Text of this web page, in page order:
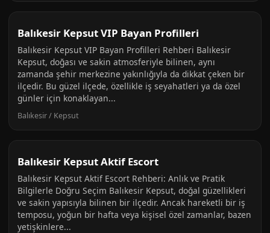
Balıkesir Kepsut VIP Bayan Profilleri
Balıkesir Kepsut VIP Bayan Profilleri Rehberi Balıkesir
Kepsut, doğası ve sakin atmosferiyle bilinen, aynı
zamanda şehir merkezine yakınlığıyla da dikkat çeken bir
ilçedir. Bu güzel ilçede, özellikle iş seyahatleri ya da özel
günler için konaklayan...
Balıkesir / Kepsut
Balıkesir Kepsut Aktif Escort
Balıkesir Kepsut Aktif Escort Rehberi: Anlık ve Pratik
Bilgilerle Doğru Seçim Balıkesir Kepsut, doğal güzellikleri
ve sakin yapısıyla bilinen bir ilçedir. Ancak hareketli bir iş
temposu, yoğun bir hafta veya kişisel özel zamanlar, bazen
yetişkinlere...